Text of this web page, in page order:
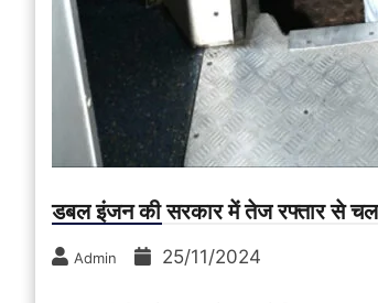
डबल इंजन की सरकार में तेज रफ्तार से चल
Admin 25/11/2024